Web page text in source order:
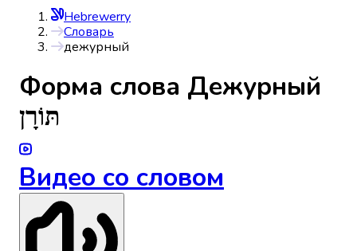
Hebrewerry
Словарь
дежурный
Форма слова Дежурный
תּוֹרָן
Видео со словом